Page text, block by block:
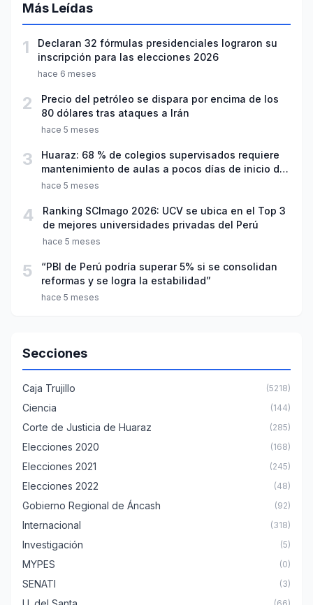
Más Leídas
1
Declaran 32 fórmulas presidenciales lograron su
inscripción para las elecciones 2026
hace 6 meses
2
Precio del petróleo se dispara por encima de los
80 dólares tras ataques a Irán
hace 5 meses
3
Huaraz: 68 % de colegios supervisados requiere
mantenimiento de aulas a pocos días de inicio del
año escolar 2026
hace 5 meses
4
Ranking SCImago 2026: UCV se ubica en el Top 3
de mejores universidades privadas del Perú
hace 5 meses
5
“PBI de Perú podría superar 5% si se consolidan
reformas y se logra la estabilidad”
hace 5 meses
Secciones
Caja Trujillo (5218)
Ciencia (144)
Corte de Justicia de Huaraz (285)
Elecciones 2020 (168)
Elecciones 2021 (245)
Elecciones 2022 (48)
Gobierno Regional de Áncash (92)
Internacional (318)
Investigación (5)
MYPES (0)
SENATI (3)